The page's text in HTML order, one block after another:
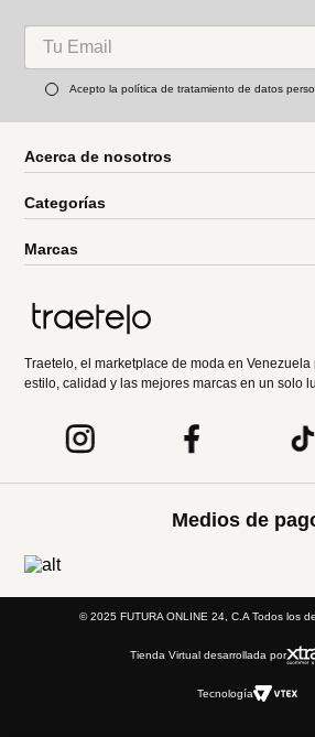
Acepto la política de tratamiento de datos
Acerca de nosotros
Categorías
Marcas
Traetelo, el marketplace de moda en
estilo, calidad y las mejores marcas en un solo
Medios de
© 2025 FUTURA ONLINE 24, C.A Todos los
Tienda Virtual desarrollada por
Tecnología